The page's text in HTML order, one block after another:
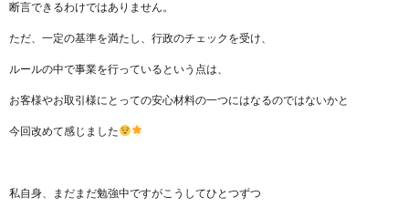
断言できるわけではありません。
ただ、一定の基準を満たし、行政のチェックを受け、
ルールの中で事業を行っているという点は、
お客様やお取引様にとっての安心材料の一つにはなるのではないかと
今回改めて感じました
私自身、まだまだ勉強中ですがこうしてひとつずつ